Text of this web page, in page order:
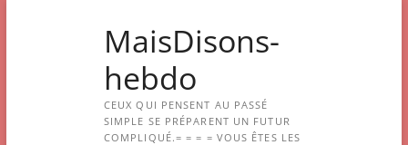
MaisDisons-
hebdo
CEUX QUI PENSENT AU PASSÉ
SIMPLE SE PRÉPARENT UN FUTUR
COMPLIQUÉ.= = = = VOUS ÊTES LES